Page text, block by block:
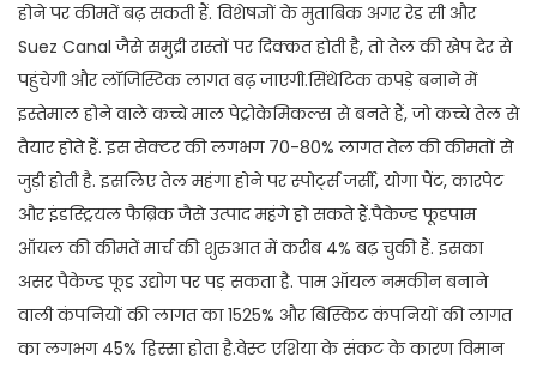
होने पर कीमतें बढ़ सकती हैं. विशेषज्ञों के मुताबिक अगर रेड सी और
Suez Canal जैसे समुद्री रास्तों पर दिक्कत होती है, तो तेल की खेप देर से
पहुंचेगी और लॉजिस्टिक लागत बढ़ जाएगी.सिंथेटिक कपड़े बनाने में
इस्तेमाल होने वाले कच्चे माल पेट्रोकेमिकल्स से बनते हैं, जो कच्चे तेल से
तैयार होते हैं. इस सेक्टर की लगभग 70-80% लागत तेल की कीमतों से
जुड़ी होती है. इसलिए तेल महंगा होने पर स्पोर्ट्स जर्सी, योगा पैंट, कारपेट
और इंडस्ट्रियल फैब्रिक जैसे उत्पाद महंगे हो सकते हैं.पैकेज्ड फूडपाम
ऑयल की कीमतें मार्च की शुरुआत में करीब 4% बढ़ चुकी हैं. इसका
असर पैकेज्ड फूड उद्योग पर पड़ सकता है. पाम ऑयल नमकीन बनाने
वाली कंपनियों की लागत का 1525% और बिस्किट कंपनियों की लागत
का लगभग 45% हिस्सा होता है.वेस्ट एशिया के संकट के कारण विमान